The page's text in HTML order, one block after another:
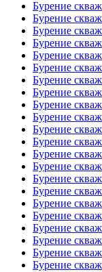
Бурение
Бурение
Бурение
Бурение
Бурение
Бурение
Бурение
Бурение
Бурение
Бурение
Бурение
Бурение
Бурение
Бурение
Бурение
Бурение
Бурение
Бурение
Бурение
Бурение
Бурение
Бурение